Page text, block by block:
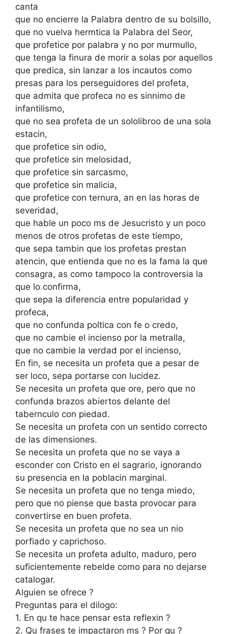
canta
que no encierre la Palabra dentro de su bolsillo,
que no vuelva hermtica la Palabra del Seor,
que profetice por palabra y no por murmullo,
que tenga la finura de morir a solas por aquellos
que predica, sin lanzar a los incautos como
presas para los perseguidores del profeta,
que admita que profeca no es sinnimo de
infantilismo,
que no sea profeta de un sololibroo de una sola
estacin,
que profetice sin odio,
que profetice sin melosidad,
que profetice sin sarcasmo,
que profetice sin malicia,
que profetice con ternura, an en las horas de
severidad,
que hable un poco ms de Jesucristo y un poco
menos de otros profetas de este tiempo,
que sepa tambin que los profetas prestan
atencin, que entienda que no es la fama la que
consagra, as como tampoco la controversia la
que lo confirma,
que sepa la diferencia entre popularidad y
profeca,
que no confunda poltica con fe o credo,
que no cambie el incienso por la metralla,
que no cambie la verdad por el incienso,
En fin, se necesita un profeta que a pesar de
ser loco, sepa portarse con lucidez.
Se necesita un profeta que ore, pero que no
confunda brazos abiertos delante del
tabernculo con piedad.
Se necesita un profeta con un sentido correcto
de las dimensiones.
Se necesita un profeta que no se vaya a
esconder con Cristo en el sagrario, ignorando
su presencia en la poblacin marginal.
Se necesita un profeta que no tenga miedo,
pero que no piense que basta provocar para
convertirse en buen profeta.
Se necesita un profeta que no sea un nio
porfiado y caprichoso.
Se necesita un profeta adulto, maduro, pero
suficientemente rebelde como para no dejarse
catalogar.
Alguien se ofrece ?
Preguntas para el dilogo:
1. En qu te hace pensar esta reflexin ?
2. Qu frases te impactaron ms ? Por qu ?